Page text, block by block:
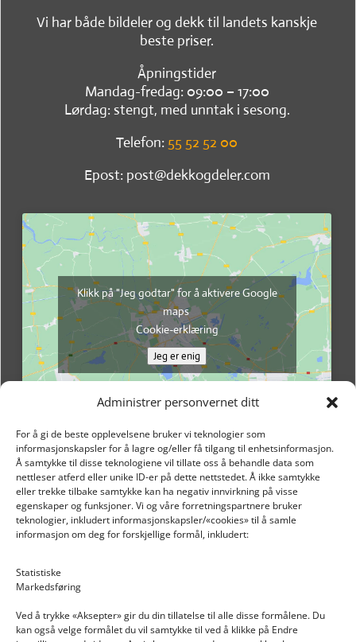
Administrer personvernet ditt
For å gi de beste opplevelsene bruker vi teknologier som
informasjonskapsler for å lagre og/eller få tilgang til enhetsinformasjon.
Å samtykke til disse teknologiene vil tillate oss å behandle data som
nettleser atferd eller unike ID-er på dette nettstedet. Å ikke samtykke
eller trekke tilbake samtykke kan ha negativ innvirkning på visse
egenskaper og funksjoner. Vi og våre forretningspartnere bruker
teknologier, inkludert informasjonskapsler/«cookies» til å samle
informasjon om deg for forskjellige formål, inkludert:
Statistiske
Markedsføring
Ved å trykke «Aksepter» gir du din tillatelse til alle disse formålene. Du
kan også velge formålet du vil samtykke til ved å klikke på Endre
Vi har både bildeler og dekk til landets kanskje
beste priser.
Åpningstider
Mandag-fredag: 09:00 – 17:00
Lørdag: stengt, med unntak i sesong.
Telefon: 55 52 52 00
Epost: post@dekkogdeler.com
Klikk på "Jeg godtar" for å aktivere Google
maps
Cookie-erklæring
Jeg er enig